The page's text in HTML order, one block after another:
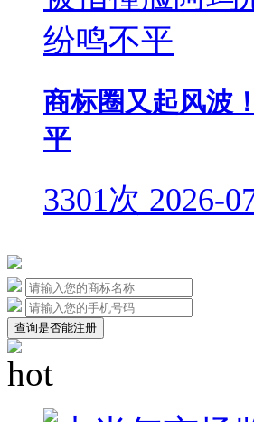
商标圈又起风波
平
3301次 2026-
查询是否能注册